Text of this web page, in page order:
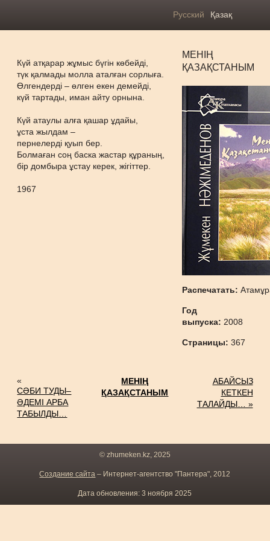
Русский Қазақ
Күй атқарар жұмыс бүгін көбейді,
түк қалмады молла аталған сорлыға.
Өлгендерді – өлген екен демейді,
күй тартады, иман айту орнына.
Күй атаулы алға қашар ұдайы,
ұста жылдам –
пернелерді қуып бер.
Болмаған соң баска жастар құраның,
бір домбыра ұстау керек, жігіттер.
1967
МЕНІҢ
ҚАЗАҚСТАНЫМ
Распечатать:
Год
выпуска: 2008
Страницы:367
«
СӘБИ ТУДЫ–
ӘДЕМІ АРБА
ТАБЫЛДЫ…
МЕНІҢ
ҚАЗАҚСТАНЫМ
АБАЙСЫЗ
КЕТКЕН
ТАЛАЙДЫ… »
© zhumeken.kz, 2025
Создание сайта – Интернет-агентство "Пантера", 2012
Дата обновления: 3 ноября 2025